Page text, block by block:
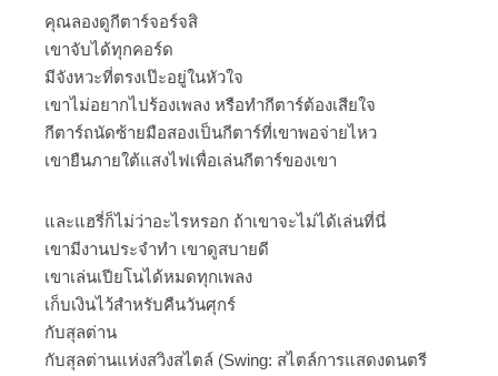
คุณลองดูกีตาร์จอร์จสิ
เขาจับได้ทุกคอร์ด
มีจังหวะที่ตรงเป๊ะอยู่ในหัวใจ
เขาไม่อยากไปร้องเพลง หรือทำกีตาร์ต้องเสียใจ
กีตาร์ถนัดซ้ายมือสองเป็นกีตาร์ที่เขาพอจ่ายไหว
เขายืนภายใต้แสงไฟเพื่อเล่นกีตาร์ของเขา
และแฮรี่ก็ไม่ว่าอะไรหรอก ถ้าเขาจะไม่ได้เล่นที่นี่
เขามีงานประจำทำ เขาดูสบายดี
เขาเล่นเปียโนได้หมดทุกเพลง
เก็บเงินไว้สำหรับคืนวันศุกร์
กับสุลต่าน
กับสุลต่านแห่งสวิงสไตล์ (Swing: สไตล์การแสดงดนตรี